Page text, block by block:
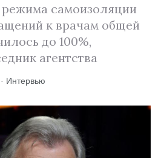
самоизоляции
к врачам общей
до 100%,
агентства
Интервью